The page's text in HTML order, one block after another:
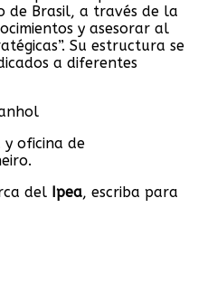
de Brasil, a través de la
y asesorar al
Su estructura se
a diferentes
y oficina de
del Ipea, escriba para